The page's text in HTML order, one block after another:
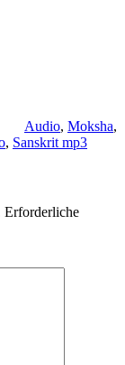
Audio, Moksha,
, Sanskrit mp3
Erforderliche